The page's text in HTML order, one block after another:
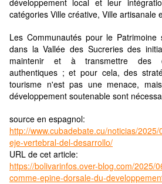
développement local et leur
catégories Ville créative, Ville artisanale
Les Communautés pour le
dans la Vallée des Sucreries des
maintenir et à transmettre des
authentiques ; et pour cela, des
tourisme n'est pas une menace,
développement soutenable sont
source en espagnol:
http://www.cubadebate.cu/noticias/
eje-vertebral-del-desarrollo/
URL de cet article:
https://bolivarinfos.over-blog.com/2025/
comme-epine-dorsale-du-